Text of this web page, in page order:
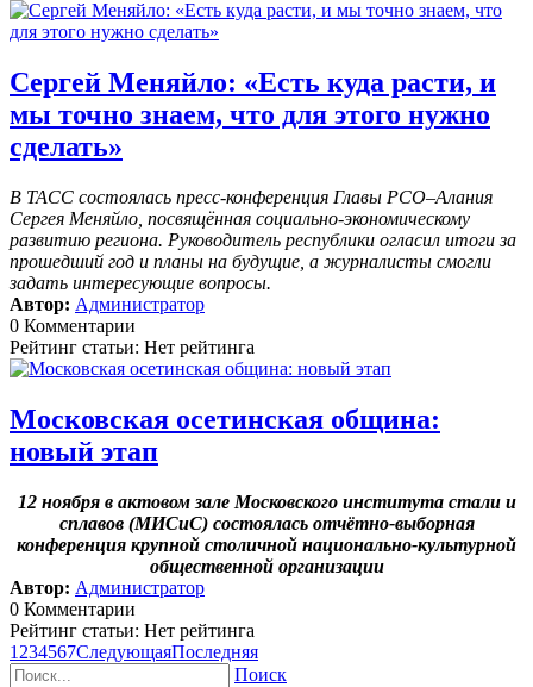
Сергей Меняйло: «Есть куда расти, и
мы точно знаем, что для этого нужно
сделать»
В ТАСС состоялась пресс-конференция Главы РСО–Алания
Сергея Меняйло, посвящённая социально-экономическому
развитию региона. Руководитель республики огласил итоги за
прошедший год и планы на будущие, а журналисты смогли
задать интересующие вопросы.
Автор: Администратор
0 Комментарии
Рейтинг статьи: Нет рейтинга
Московская осетинская община:
новый этап
12 ноября в актовом зале Московского института стали и
сплавов (МИСиС) состоялась отчётно-выборная
конференция крупной столичной национально-культурной
общественной организации
Автор: Администратор
0 Комментарии
Рейтинг статьи: Нет рейтинга
1 234567СледующаяПоследняя
Поиск